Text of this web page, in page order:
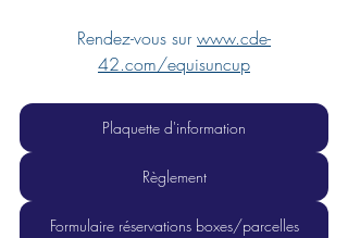
Rendez-vous sur www.cde-
42.com/equisuncup
Plaquette d'information
Règlement
Formulaire réservations boxes/parcelles